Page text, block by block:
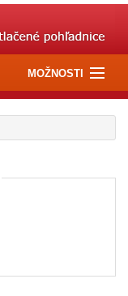
MOŽNOSTI